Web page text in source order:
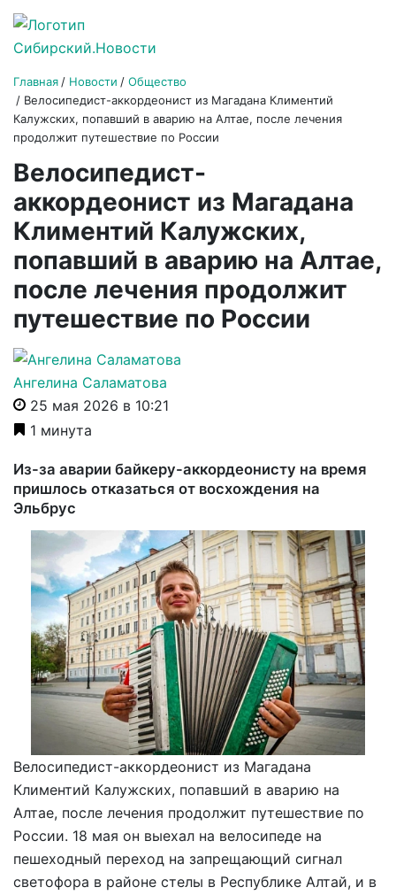
Главная Новости
Общество
Велосипедист-аккордеонист из Магадана Климентий
Калужских, попавший в аварию на Алтае, после лечения
продолжит путешествие по России
Велосипедист-
аккордеонист из Магадана
Климентий Калужских,
попавший в аварию на Алтае,
после лечения продолжит
путешествие по России
Ангелина Саламатова
25 мая 2026 в 10:21
1 минута
Из-за аварии байкеру-аккордеонисту на время
пришлось отказаться от восхождения на
Эльбрус
Велосипедист-аккордеонист из Магадана
Климентий Калужских, попавший в аварию на
Алтае, после лечения продолжит путешествие по
России. 18 мая он выехал на велосипеде на
пешеходный переход на запрещающий сигнал
светофора в районе стелы в Республике Алтай, и в